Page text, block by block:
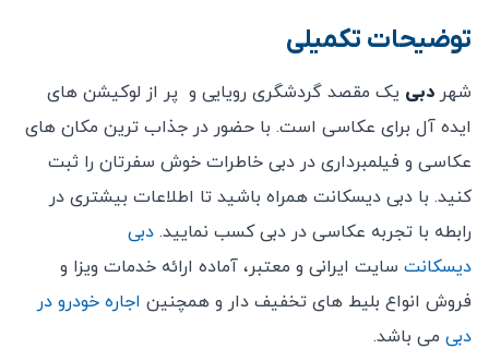
The View در پالم جمیرا
گردشگری، چندین عکس بگیرید. تیم عکاسی بهترین عکس
مهمانان باید به پیشخوانDEI – Photo Passواقع در
محل جاذبه مراجعه کنند.
توضیحات تکمیلی
شهر دبی یک مقصد گردشگری رویایی و پر از لوکیشن های
ایده آل برای عکاسی است. با حضور در جذاب ترین مکان های
عکاسی و فیلمبرداری در دبی خاطرات خوش سفرتان را ثبت
کنید. با دبی دیسکانت همراه باشید تا اطلاعات بیشتری در
رابطه با تجربه عکاسی در دبی کسب نمایید. دبی
دیسکانت سایت ایرانی و معتبر، آماده ارائه خدمات ویزا و
فروش انواع بلیط های تخفیف دار و همچنین اجاره خودرو در
دبی می باشد.